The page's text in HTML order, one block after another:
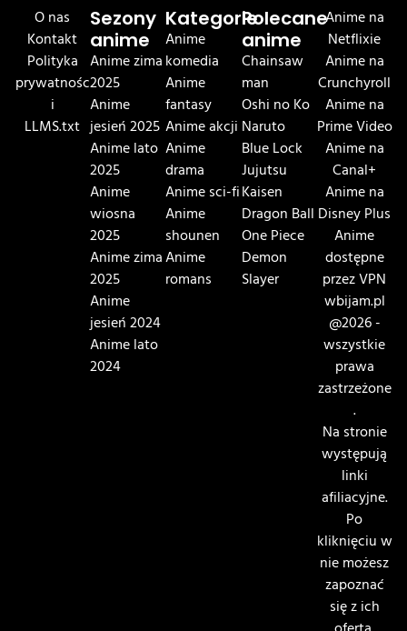
O nas
Kontakt
Polityka
prywatnośc
i
LLMS.txt
Sezony
anime
Anime zima
2025
Anime
jesień 2025
Anime lato
2025
Anime
wiosna
2025
Anime zima
2025
Anime
jesień 2024
Anime lato
2024
Kategorie
Anime
komedia
Anime
fantasy
Anime akcji
Anime
drama
Anime sci-fi
Anime
shounen
Anime
romans
Polecane
anime
Chainsaw
man
Oshi no Ko
Naruto
Blue Lock
Jujutsu
Kaisen
Dragon Ball
One Piece
Demon
Slayer
Anime na
Netflixie
Anime na
Crunchyroll
Anime na
Prime Video
Anime na
Canal+
Anime na
Disney Plus
Anime
dostępne
przez VPN
wbijam.pl
@2026 -
wszystkie
prawa
zastrzeżone
.
Na stronie
występują
linki
afiliacyjne.
Po
kliknięciu w
nie możesz
zapoznać
się z ich